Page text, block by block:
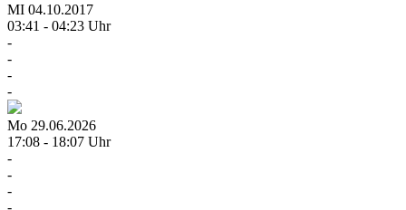
MI 04.10.2017
03:41 - 04:23 Uhr
-
-
-
-
Mo 29.06.2026
17:08 - 18:07 Uhr
-
-
-
-